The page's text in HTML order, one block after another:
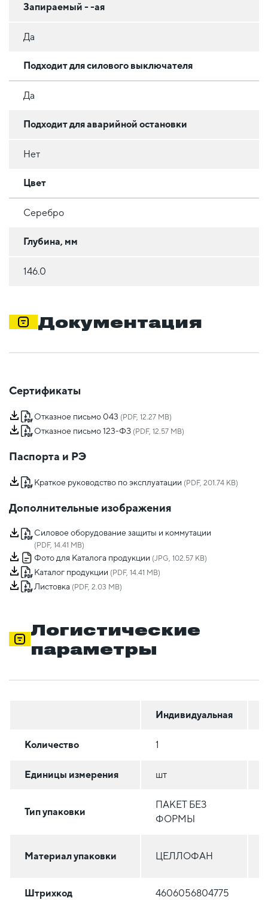
Запираемый - -ая
Да
Подходит для силового выключателя
Да
Подходит для аварийной остановки
Нет
Цвет
Серебро
Глубина, мм
146.0
Документация
Сертификаты
Отказное письмо 043 (PDF, 12.27 MB)
Отказное письмо 123-ФЗ (PDF, 12.57 MB)
Паспорта и РЭ
Краткое руководство по эксплуатации (PDF, 201.74 KB)
Дополнительные изображения
Силовое оборудование защиты и коммутации
(PDF, 14.41 MB)
Фото для Каталога продукции (JPG, 102.57 KB)
Каталог продукции (PDF, 14.41 MB)
Листовка (PDF, 2.03 MB)
Логистические
параметры
Индивидуальная
Количество 1
Единицы измерения шт
Тип упаковки
ПАКЕТ БЕЗ
ФОРМЫ
Материал упаковки ЦЕЛЛОФАН
Штрихкод 4606056804775